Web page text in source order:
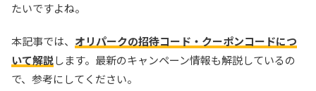
たいですよね。
本記事では、 オリパークの招待コード・クーポンコードにつ
いて解説します。最新のキャンペーン情報も解説しているの
で、参考にしてください。